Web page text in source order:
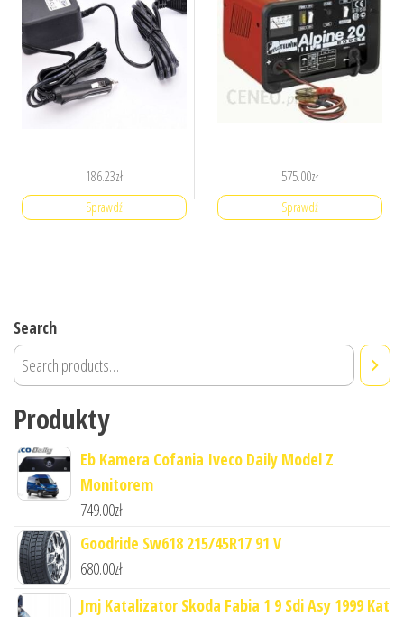
186.23zł
Sprawdź
575.00zł
Sprawdź
Search
Produkty
Eb Kamera Cofania Iveco Daily Model Z
Monitorem
749.00zł
Goodride Sw618 215/45R17 91 V
680.00zł
Jmj Katalizator Skoda Fabia 1 9 Sdi Asy 1999 Kat